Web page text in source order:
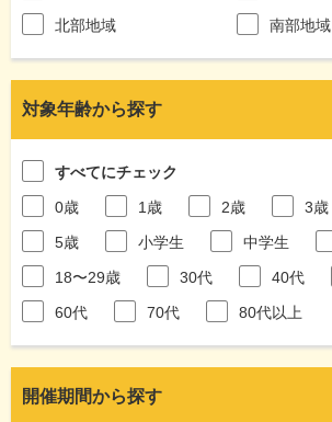
北部地域
南部地域
対象年齢から探す
すべてにチェック
0歳
1歳 2歳 3歳
5歳
小学生 中学生
18〜29歳
30代 40代
60代
70代 80代以上
開催期間から探す